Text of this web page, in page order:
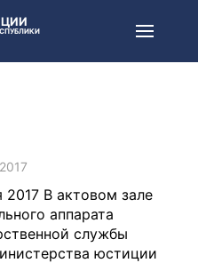
2017 В актовом зале
аппарата
службы
юстиции